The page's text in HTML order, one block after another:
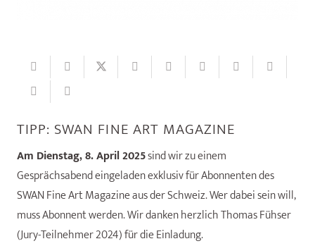
TIPP: SWAN FINE ART MAGAZINE
Am Dienstag, 8. April 2025sind wir zu einem
Gesprächsabend eingeladen exklusiv für Abonnenten des
SWAN Fine Art Magazine aus der Schweiz. Wer dabei sein will,
muss Abonnent werden. Wir danken herzlich Thomas Fühser
(Jury-Teilnehmer 2024) für die Einladung.